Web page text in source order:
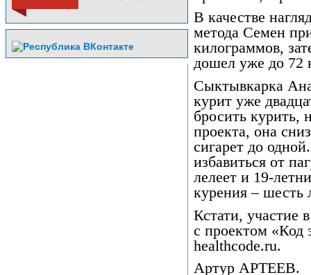
В качестве
метода Семен
килограммов,
дошел уже до 72
Сыктывкарка
курит уже
бросить курить,
проекта, она
сигарет до
избавиться от
лелеет и 19-
курения – шесть
Кстати, участие
с проектом «Код
healthcode.ru.
Артур АРТЕЕВ.